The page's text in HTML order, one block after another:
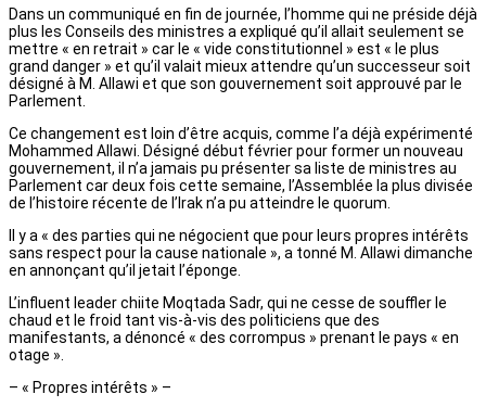
Dans un communiqué en fin de journée, l’homme qui ne préside déjà
plus les Conseils des ministres a expliqué qu’il allait seulement se
mettre « en retrait » car le « vide constitutionnel » est « le plus
grand danger » et qu’il valait mieux attendre qu’un successeur soit
désigné à M. Allawi et que son gouvernement soit approuvé par le
Parlement.
Ce changement est loin d’être acquis, comme l’a déjà expérimenté
Mohammed Allawi. Désigné début février pour former un nouveau
gouvernement, il n’a jamais pu présenter sa liste de ministres au
Parlement car deux fois cette semaine, l’Assemblée la plus divisée
de l’histoire récente de l’Irak n’a pu atteindre le quorum.
Il y a « des parties qui ne négocient que pour leurs propres intérêts
sans respect pour la cause nationale », a tonné M. Allawi dimanche
en annonçant qu’il jetait l’éponge.
L’influent leader chiite Moqtada Sadr, qui ne cesse de souffler le
chaud et le froid tant vis-à-vis des politiciens que des
manifestants, a dénoncé « des corrompus » prenant le pays « en
otage ».
– « Propres intérêts » –